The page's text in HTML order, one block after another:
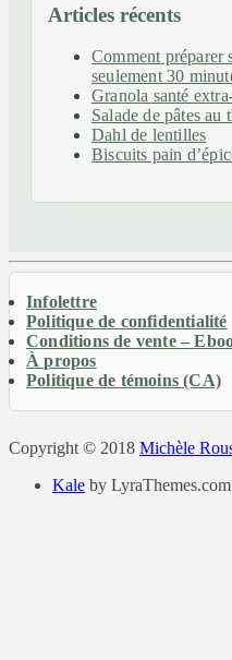
Articles récents
Comment préparer
seulement 30
Granola santé
Salade de pâtes au
Dahl de lentilles
Biscuits pain
Infolettre
Politique de confidentialité
Conditions de vente –
À propos
Politique de témoins (CA)
Copyright © 2018 Michèle
Kale by